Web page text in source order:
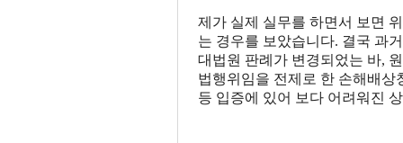
제가 실제 실무를 하면서 보면
는 경우를 보았습니다. 결국 과
대법원 판례가 변경되었는 바,
법행위임을 전제로 한 손해배상
등 입증에 있어 보다 어려워진